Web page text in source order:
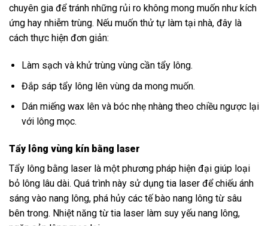
chuyên gia để tránh những rủi ro không mong muốn như kích
ứng hay nhiễm trùng. Nếu muốn thử tự làm tại nhà, đây là
cách thực hiện đơn giản:
Làm sạch và khử trùng vùng cần tẩy lông.
Đắp sáp tẩy lông lên vùng da mong muốn.
Dán miếng wax lên và bóc nhẹ nhàng theo chiều ngược lại
với lông mọc.
Tẩy lông vùng kín bằng laser
Tẩy lông bằng laser là một phương pháp hiện đại giúp loại
bỏ lông lâu dài. Quá trình này sử dụng tia laser để chiếu ánh
sáng vào nang lông, phá hủy các tế bào nang lông từ sâu
bên trong. Nhiệt năng từ tia laser làm suy yếu nang lông,